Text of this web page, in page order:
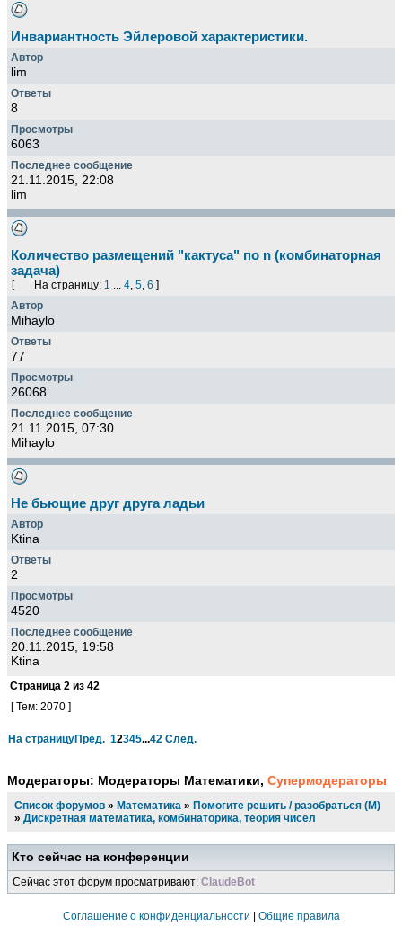
Инвариантность Эйлеровой характеристики.
lim
8
6063
21.11.2015, 22:08
lim
Количество размещений "кактуса" по n (комбинаторная
задача)
[ На страницу: 1 ... 4, 5, 6 ]
Mihaylo
77
26068
21.11.2015, 07:30
Mihaylo
Не бьющие друг друга ладьи
Ktina
2
4520
20.11.2015, 19:58
Ktina
Страница 2 из 42
[ Тем: 2070 ]
На страницуПред. 12345...42 След.
Модераторы: Модераторы Математики, Супермодераторы
Список форумов » Математика » Помогите решить / разобраться (М)
» Дискретная математика, комбинаторика, теория чисел
Кто сейчас на конференции
Сейчас этот форум просматривают: ClaudeBot
Соглашение о конфиденциальности Общие правила